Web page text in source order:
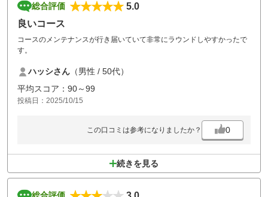
総合評価
5.0
良いコース
コースのメンテナンスが行き届いていて非常にラウンドしやすかったで
す。
ハッシさん （男性 / 50代）
平均スコア：90～99
投稿日：2025/10/15
この口コミは参考になりましたか？ 0
続きを見る